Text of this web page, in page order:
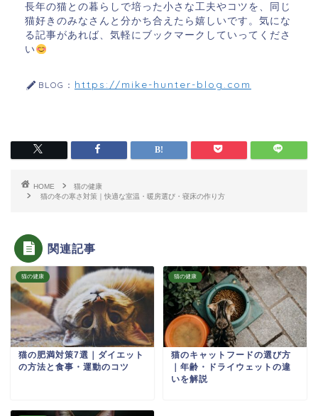
長年の猫との暮らしで培った小さな工夫やコツを、同じ
猫好きのみなさんと分かち合えたら嬉しいです。気にな
る記事があれば、気軽にブックマークしていってくださ
い
BLOG： https://mike-hunter-blog.com
HOME
猫の健康
猫の冬の寒さ対策｜快適な室温・暖房選び・寝床の作り方
関連記事
猫の健康
猫の肥満対策7選｜ダイエット
の方法と食事・運動のコツ
猫の健康
猫のキャットフードの選び方
｜年齢・ドライウェットの違
いを解説